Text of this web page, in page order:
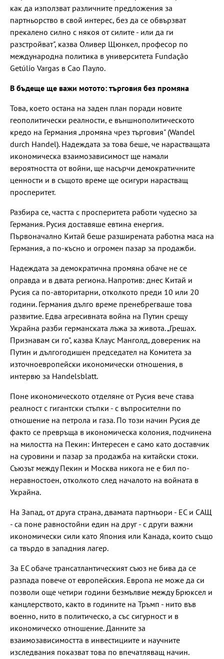
как да използват различните предложения за
партньорство в свой интерес, без да се обвързват
прекалено силно с някоя от силите - или да ги
разстройват", казва Оливер Щюнкел, професор по
международна политика в университета Fundação
Getúlio Vargas в Сао Пауло.
В бъдеще ще важи мотото: търговия без промяна
Това, което остана на заден план поради новите
геополитически реалности, е външнополитическото
кредо на Германия „промяна чрез търговия" (Wandel
durch Handel). Надеждата за това беше, че нарастващата
икономическа взаимозависимост ще намали
вероятността от войни, ще насърчи демократичните
ценности и в същото време ще осигури нарастващ
просперитет.
Разбира се, частта с просперитета работи чудесно за
Германия. Русия доставяше евтина енергия.
Първоначално Китай беше разширената работна маса на
Германия, а по-късно и огромен пазар за продажби.
Надеждата за демократична промяна обаче не се
оправда и в двата региона. Напротив: днес Китай и
Русия са по-авторитарни, отколкото преди 10 или 20
години. Германия дълго време пренебрегваше това
развитие. Едва агресивната война на Путин срещу
Украйна разби германската лъжа за живота. „Грешах.
Признавам си го", казва Клаус Манголд, довереник на
Путин и дългогодишен председател на Комитета за
източноевропейски икономически отношения, в
интервю за Handelsblatt.
Поне икономическото отделяне от Русия вече става
реалност с гигантски стъпки - с въпросителни по
отношение на петрола и газа. По този начин Русия де
факто се превръща в икономическа колония, подчинена
на милостта на Пекин: Интересен е само като доставчик
на суровини и пазар за продажба на китайски стоки.
Съюзът между Пекин и Москва никога не е бил по-
неравностоен, отколкото след началото на войната в
Украйна.
На Запад, от друга страна, двамата партньори - ЕС и САЩ
- са поне равностойни един на друг - с други важни
икономически сили като Япония или Канада, които също
са твърдо в западния лагер.
За ЕС обаче трансатлантическият съюз не бива да се
разпада повече от европейския. Европа не може да си
позволи още четири години безмълвие между Брюксел и
канцлерството, както в годините на Тръмп - нито във
военно, нито в политическо, а със сигурност и в
икономическо отношение. Данните за
взаимозависимостта в инвестициите и научните
изследвания показват това по впечатляващ начин.